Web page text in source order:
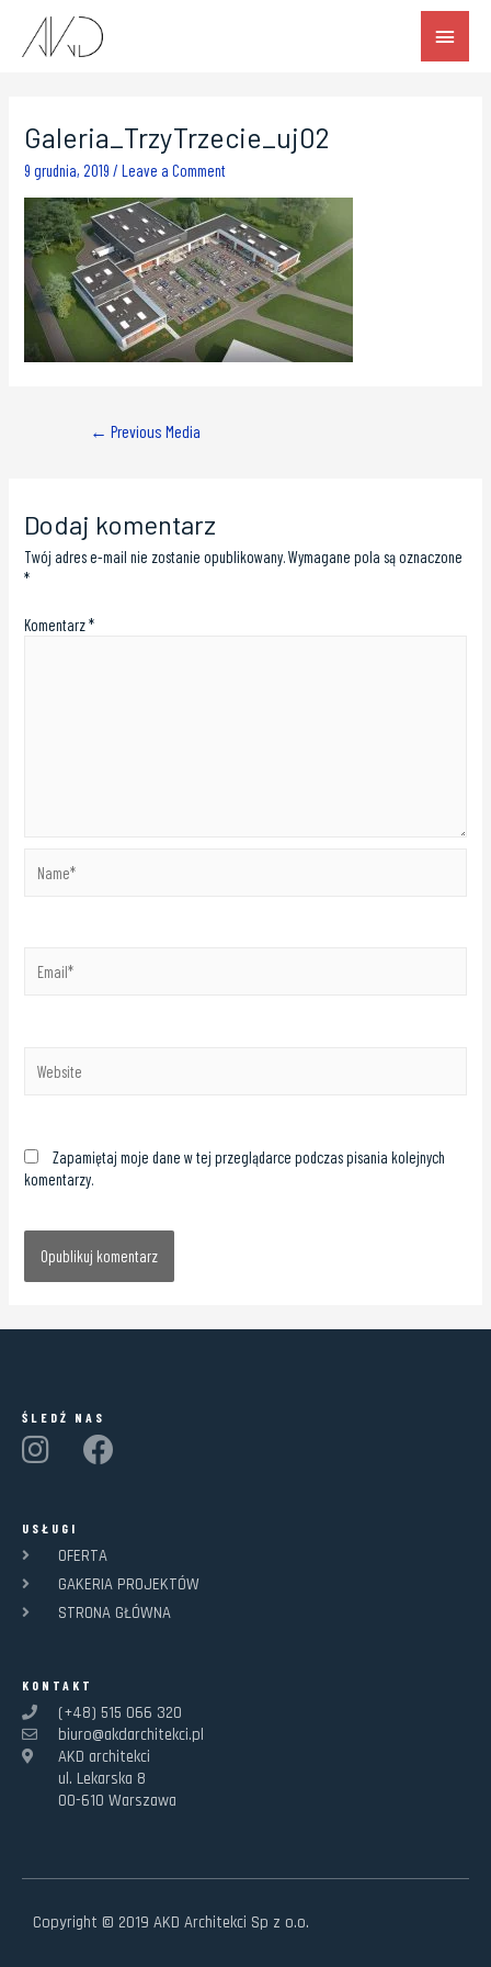
Galeria_TrzyTrzecie_uj02
9 grudnia, 2019 /Leave a Comment
← Previous Media
Dodaj komentarz
Twój adres e-mail nie zostanie opublikowany.Wymagane pola są oznaczone
*
Komentarz*
Zapamiętaj moje dane w tej przeglądarce podczas pisania kolejnych
komentarzy.
ŚLEDŹ NAS
USŁUGI
OFERTA
GAKERIA PROJEKTÓW
STRONA GŁÓWNA
KONTAKT
(+48) 515 066 320
biuro@akdarchitekci.pl
AKD architekci
ul. Lekarska 8
00-610 Warszawa
Copyright © 2019 AKD Architekci Sp z o.o.